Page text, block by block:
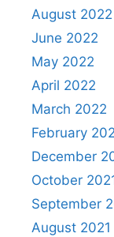
August 2022
June 2022
May 2022
April 2022
March 2022
February
December
October
September
August 2021